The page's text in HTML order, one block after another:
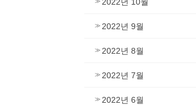
2022년 9월
2022년 8월
2022년 7월
2022년 6월